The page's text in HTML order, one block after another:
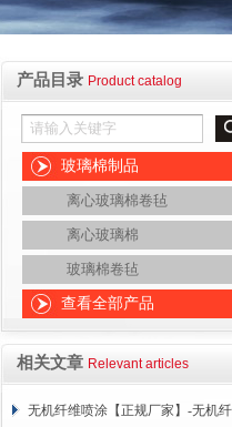
产品目录 Product catalog
玻璃棉制品
离心玻璃棉卷毡
离心玻璃棉
玻璃棉卷毡
查看全部产品
相关文章 Relevant articles
无机纤维喷涂【正规厂家】-无机